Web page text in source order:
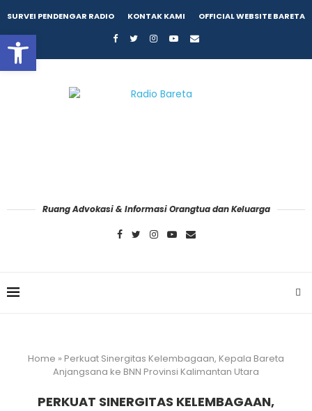
SURVEI PENDENGAR RADIO KONTAK KAMI OFFICIAL WEBSITE BARETA
Ruang Advokasi & Informasi Orangtua dan Keluarga
Home » Perkuat Sinergitas Kelembagaan, Kepala Bareta
Anjangsana ke BNN Provinsi Kalimantan Utara
PERKUAT SINERGITAS KELEMBAGAAN,
Open toolbar